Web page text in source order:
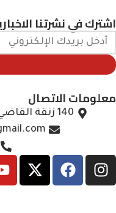
اشترك في نشرتنا
معلومات الاتصال
140 زنقة القاضي البريبري حي العكاري، الرباط